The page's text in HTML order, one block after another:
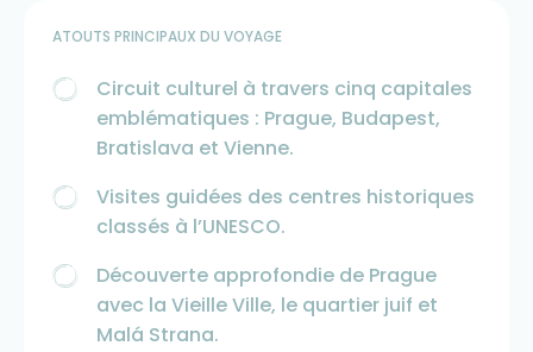
ATOUTS PRINCIPAUX DU VOYAGE
Circuit culturel à travers cinq capitales
emblématiques : Prague, Budapest,
Bratislava et Vienne.
Visites guidées des centres historiques
classés à l’UNESCO.
Découverte approfondie de Prague
avec la Vieille Ville, le quartier juif et
Malá Strana.